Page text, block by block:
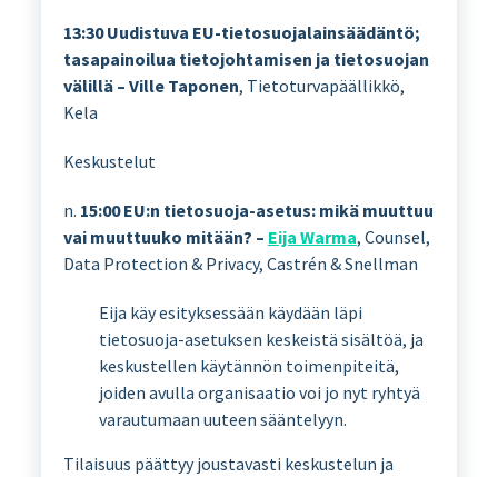
13:30 Uudistuva EU-tietosuojalainsäädäntö;
tasapainoilua tietojohtamisen ja tietosuojan
välillä – Ville Taponen, Tietoturvapäällikkö,
Kela
Keskustelut
n. 15:00 EU:n tietosuoja-asetus: mikä muuttuu
vai muuttuuko mitään? – Eija Warma, Counsel,
Data Protection & Privacy, Castrén & Snellman
Eija käy esityksessään käydään läpi
tietosuoja-asetuksen keskeistä sisältöä, ja
keskustellen käytännön toimenpiteitä,
joiden avulla organisaatio voi jo nyt ryhtyä
varautumaan uuteen sääntelyyn.
Tilaisuus päättyy joustavasti keskustelun ja